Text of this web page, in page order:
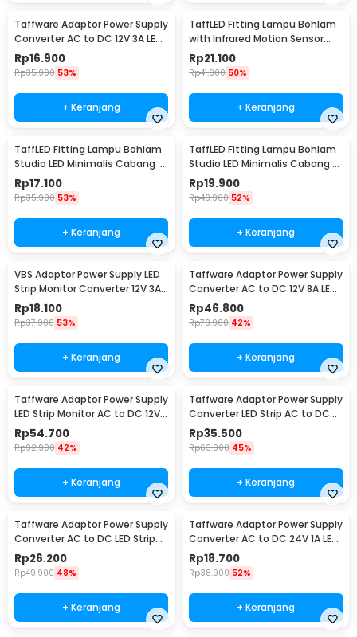
Taffware Adaptor Power Supply
Converter AC to DC 12V 3A LED
Strip - DSM-1230
Rp16.900
Rp35.900 53%
+ Keranjang
TaffLED Fitting Lampu Bohlam
with Infrared Motion Sensor
240V 50W E27 - SP-820
Rp21.100
Rp41.900 50%
+ Keranjang
TaffLED Fitting Lampu Bohlam
Studio LED Minimalis Cabang 3
E27 220V - HU-350
Rp17.100
Rp35.900 53%
+ Keranjang
TaffLED Fitting Lampu Bohlam
Studio LED Minimalis Cabang 4
E27 220V - HU-400
Rp19.900
Rp40.900 52%
+ Keranjang
VBS Adaptor Power Supply LED
Strip Monitor Converter 12V 3A
36W - AYD-1230
Rp18.100
Rp37.900 53%
+ Keranjang
Taffware Adaptor Power Supply
Converter AC to DC 12V 8A LED
Strip - 1280
Rp46.800
Rp79.900 42%
+ Keranjang
Taffware Adaptor Power Supply
LED Strip Monitor AC to DC 12V
10A - AYD-12100
Rp54.700
Rp92.900 42%
+ Keranjang
Taffware Adaptor Power Supply
Converter LED Strip AC to DC
12V 4A - 1240
Rp35.500
Rp63.900 45%
+ Keranjang
Taffware Adaptor Power Supply
Converter AC to DC LED Strip
24V 2A - 2420 / 1820
Rp26.200
Rp49.900 48%
+ Keranjang
Taffware Adaptor Power Supply
Converter AC to DC 24V 1A LED
Strip - 2410
Rp18.700
Rp38.900 52%
+ Keranjang